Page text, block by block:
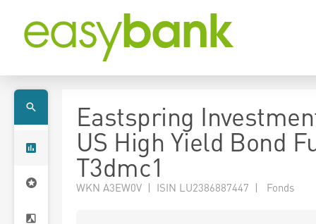
Eastspring
US High Yield Bond
T3dmc1
WKN A3EW0V | ISIN LU2386887447 | Fonds